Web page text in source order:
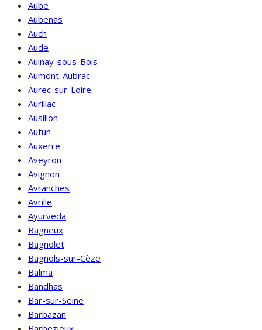
Aube
Aubenas
Auch
Aude
Aulnay-sous-Bois
Aumont-Aubrac
Aurec-sur-Loire
Aurillac
Ausillon
Autun
Auxerre
Aveyron
Avignon
Avranches
Avrille
Ayurveda
Bagneux
Bagnolet
Bagnols-sur-Cèze
Balma
Bandhas
Bar-sur-Seine
Barbazan